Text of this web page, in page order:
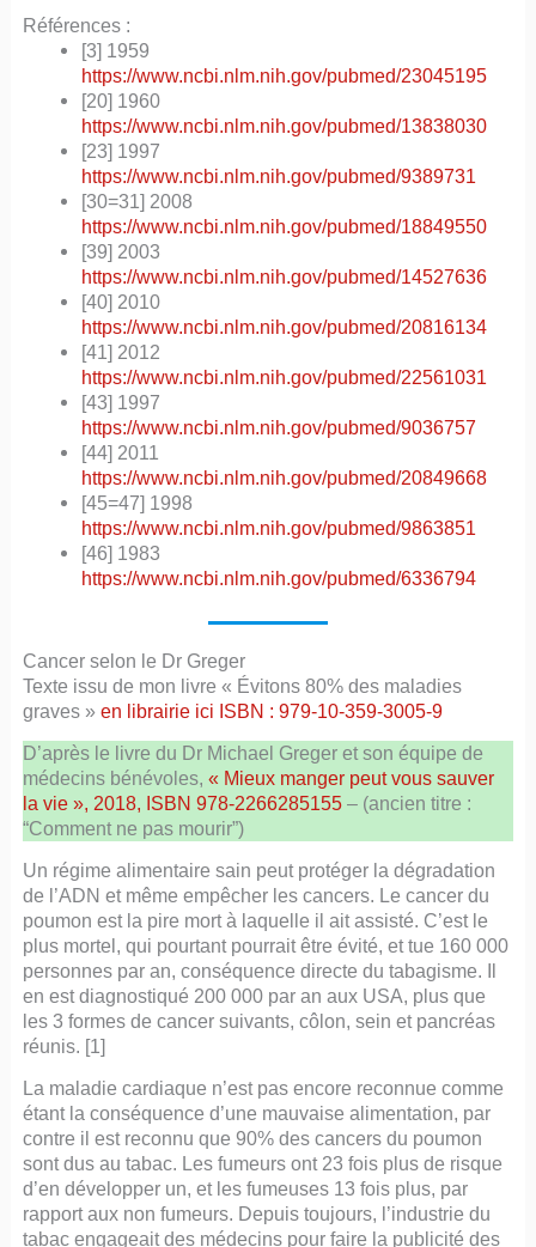
Références :
[3] 1959
https://www.ncbi.nlm.nih.gov/pubmed/23045195
[20] 1960
https://www.ncbi.nlm.nih.gov/pubmed/13838030
[23] 1997
https://www.ncbi.nlm.nih.gov/pubmed/9389731
[30=31] 2008
https://www.ncbi.nlm.nih.gov/pubmed/18849550
[39] 2003
https://www.ncbi.nlm.nih.gov/pubmed/14527636
[40] 2010
https://www.ncbi.nlm.nih.gov/pubmed/20816134
[41] 2012
https://www.ncbi.nlm.nih.gov/pubmed/22561031
[43] 1997
https://www.ncbi.nlm.nih.gov/pubmed/9036757
[44] 2011
https://www.ncbi.nlm.nih.gov/pubmed/20849668
[45=47] 1998
https://www.ncbi.nlm.nih.gov/pubmed/9863851
[46] 1983
https://www.ncbi.nlm.nih.gov/pubmed/6336794
Cancer selon le Dr Greger
Texte issu de mon livre « Évitons 80% des maladies
graves » en librairie ici ISBN : 979-10-359-3005-9
D’après le livre du Dr Michael Greger et son équipe de
médecins bénévoles, « Mieux manger peut vous sauver
la vie », 2018, ISBN 978-2266285155– (ancien titre :
“Comment ne pas mourir”)
Un régime alimentaire sain peut protéger la dégradation
de l’ADN et même empêcher les cancers. Le cancer du
poumon est la pire mort à laquelle il ait assisté. C’est le
plus mortel, qui pourtant pourrait être évité, et tue 160 000
personnes par an, conséquence directe du tabagisme. Il
en est diagnostiqué 200 000 par an aux USA, plus que
les 3 formes de cancer suivants, côlon, sein et pancréas
réunis. [1]
La maladie cardiaque n’est pas encore reconnue comme
étant la conséquence d’une mauvaise alimentation, par
contre il est reconnu que 90% des cancers du poumon
sont dus au tabac. Les fumeurs ont 23 fois plus de risque
d’en développer un, et les fumeuses 13 fois plus, par
rapport aux non fumeurs. Depuis toujours, l’industrie du
tabac engageait des médecins pour faire la publicité des